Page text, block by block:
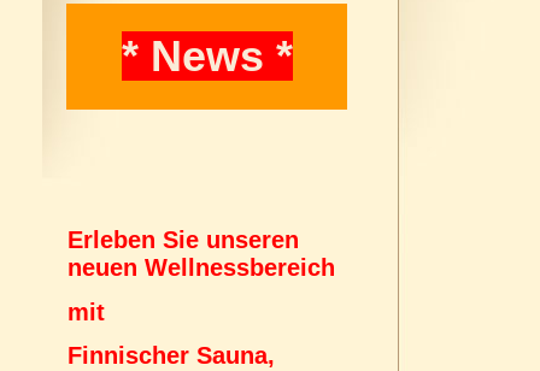
* News *
Erleben Sie unseren
neuen Wellnessbereich
mit
Finnischer Sauna,